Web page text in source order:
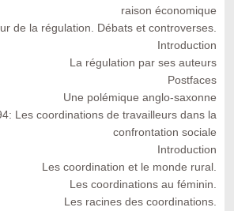
raison économique
de la régulation. Débats et controverses.
Introduction
La régulation par ses auteurs
Postfaces
Une polémique anglo-saxonne
Les coordinations de travailleurs dans la
confrontation sociale
Introduction
Les coordination et le monde rural.
Les coordinations au féminin.
Les racines des coordinations.